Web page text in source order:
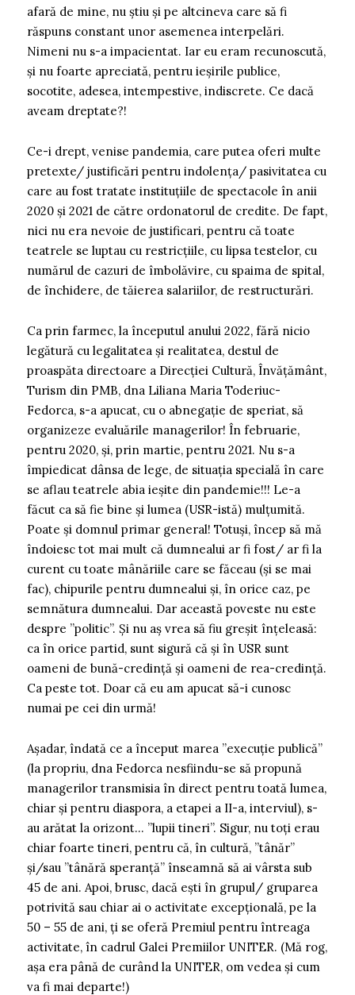
afară de mine, nu știu și pe altcineva care să fi
răspuns constant unor asemenea interpelări.
Nimeni nu s-a impacientat. Iar eu eram recunoscută,
și nu foarte apreciată, pentru ieșirile publice,
socotite, adesea, intempestive, indiscrete. Ce dacă
aveam dreptate?!
Ce-i drept, venise pandemia, care putea oferi multe
pretexte/ justificări pentru indolența/ pasivitatea cu
care au fost tratate instituțiile de spectacole în anii
2020 și 2021 de către ordonatorul de credite. De fapt,
nici nu era nevoie de justificari, pentru că toate
teatrele se luptau cu restricțiile, cu lipsa testelor, cu
numărul de cazuri de îmbolăvire, cu spaima de spital,
de închidere, de tăierea salariilor, de restructurări.
Ca prin farmec, la începutul anului 2022, fără nicio
legătură cu legalitatea și realitatea, destul de
proaspăta directoare a Direcției Cultură, Învățământ,
Turism din PMB, dna Liliana Maria Toderiuc-
Fedorca, s-a apucat, cu o abnegație de speriat, să
organizeze evaluările managerilor! În februarie,
pentru 2020, și, prin martie, pentru 2021. Nu s-a
împiedicat dânsa de lege, de situația specială în care
se aflau teatrele abia ieșite din pandemie!!! Le-a
făcut ca să fie bine și lumea (USR-istă) mulțumită.
Poate și domnul primar general! Totuși, încep să mă
îndoiesc tot mai mult că dumnealui ar fi fost/ ar fi la
curent cu toate mânăriile care se făceau (și se mai
fac), chipurile pentru dumnealui și, în orice caz, pe
semnătura dumnealui. Dar această poveste nu este
despre ”politic”. Și nu aș vrea să fiu greșit înțeleasă:
ca în orice partid, sunt sigură că și în USR sunt
oameni de bună-credință și oameni de rea-credință.
Ca peste tot. Doar că eu am apucat să-i cunosc
numai pe cei din urmă!
Așadar, îndată ce a început marea ”execuție publică”
(la propriu, dna Fedorca nesfiindu-se să propună
managerilor transmisia în direct pentru toată lumea,
chiar și pentru diaspora, a etapei a II-a, interviul), s-
au arătat la orizont… ”lupii tineri”. Sigur, nu toți erau
chiar foarte tineri, pentru că, în cultură, ”tânăr”
și/sau ”tânără speranță” înseamnă să ai vârsta sub
45 de ani. Apoi, brusc, dacă ești în grupul/ gruparea
potrivită sau chiar ai o activitate excepțională, pe la
50 – 55 de ani, ți se oferă Premiul pentru întreaga
activitate, în cadrul Galei Premiilor UNITER. (Mă rog,
așa era până de curând la UNITER, om vedea și cum
va fi mai departe!)